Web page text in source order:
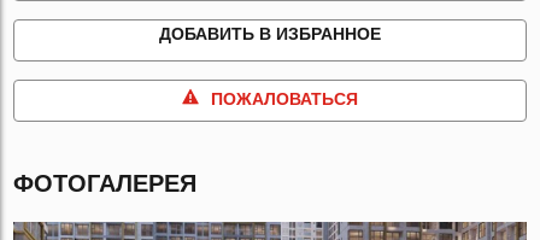
ДОБАВИТЬ В ИЗБРАННОЕ
ПОЖАЛОВАТЬСЯ
ФОТОГАЛЕРЕЯ